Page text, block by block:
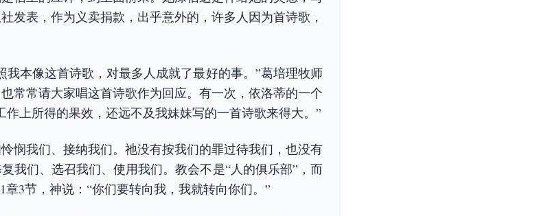
发表，作为义卖捐款，出乎意外的，许多人因为首诗歌，
我本像这首诗歌，对最多人成就了最好的事。”葛培理牧师
常常请大家唱这首诗歌作为回应。有一次，依洛蒂的一个
作上所得的果效，还远不及我妹妹写的一首诗歌来得大。”
悯我们、接纳我们。祂没有按我们的罪过待我们，也没有
我们、选召我们、使用我们。教会不是“人的俱乐部”，而
章3节，神说：“你们要转向我，我就转向你们。”